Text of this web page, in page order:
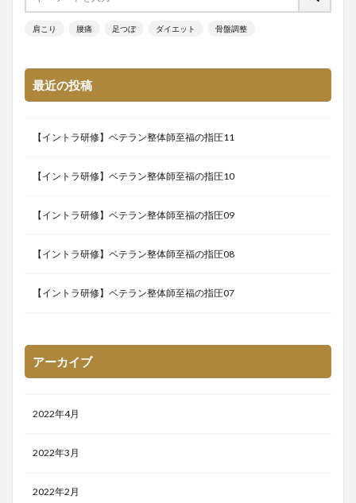
肩こり 腰痛 足つぼ ダイエット 骨盤調整
最近の投稿
【イントラ研修】ベテラン整体師至福の指圧11
【イントラ研修】ベテラン整体師至福の指圧10
【イントラ研修】ベテラン整体師至福の指圧09
【イントラ研修】ベテラン整体師至福の指圧08
【イントラ研修】ベテラン整体師至福の指圧07
アーカイブ
2022年4月
2022年3月
2022年2月